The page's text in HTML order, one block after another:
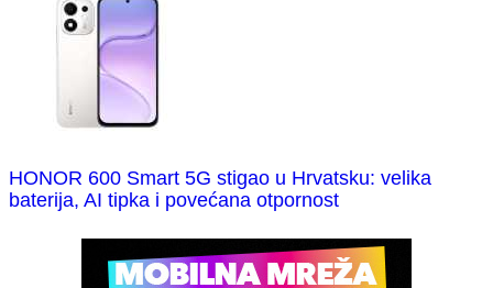
HONOR 600 Smart 5G stigao u Hrvatsku: velika
baterija, AI tipka i povećana otpornost